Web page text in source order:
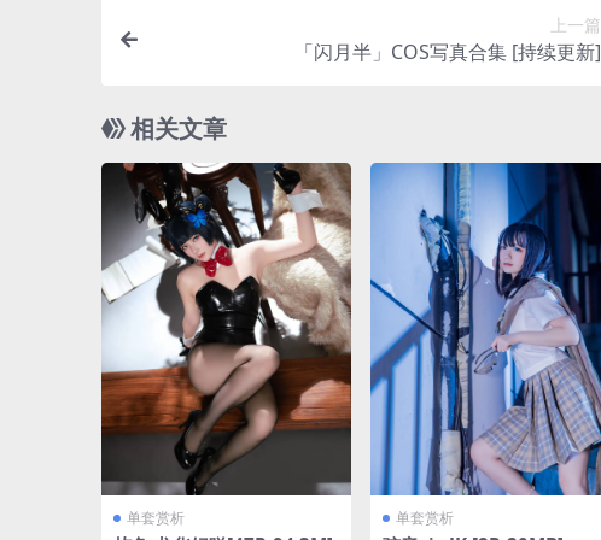
上一篇
「闪月半」COS写真合集 [持续更新]
相关文章
单套赏析 单套赏析